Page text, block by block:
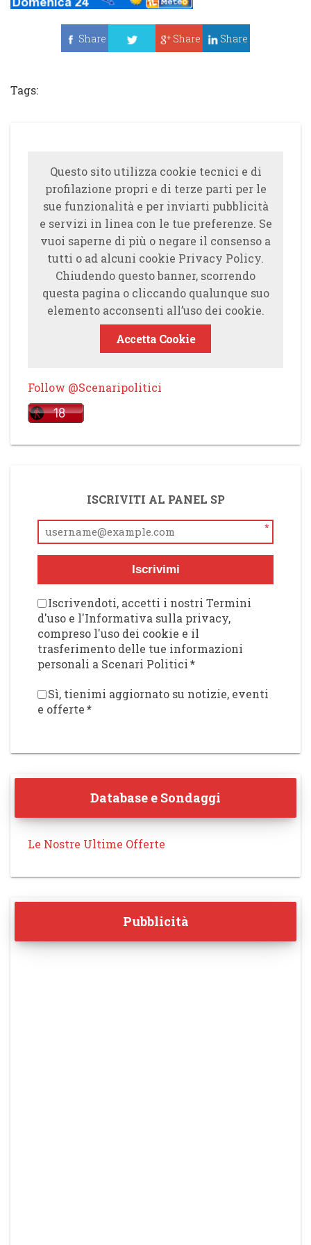
Share
Share Share
Tags:
Questo sito utilizza cookie tecnici e di
profilazione propri e di terze parti per le
sue funzionalità e per inviarti pubblicità
e servizi in linea con le tue preferenze. Se
vuoi saperne di più o negare il consenso a
tutti o ad alcuni cookie Privacy Policy.
Chiudendo questo banner, scorrendo
questa pagina o cliccando qualunque suo
elemento acconsenti all’uso dei cookie.
Accetta Cookie
Follow @Scenaripolitici
ISCRIVITI AL PANEL SP
*
Iscrivimi
Iscrivendoti, accetti i nostri Termini
d'uso e l'Informativa sulla privacy,
compreso l'uso dei cookie e il
trasferimento delle tue informazioni
personali a Scenari Politici*
Sì, tienimi aggiornato su notizie, eventi
e offerte*
Database e Sondaggi
Le Nostre Ultime Offerte
Pubblicità